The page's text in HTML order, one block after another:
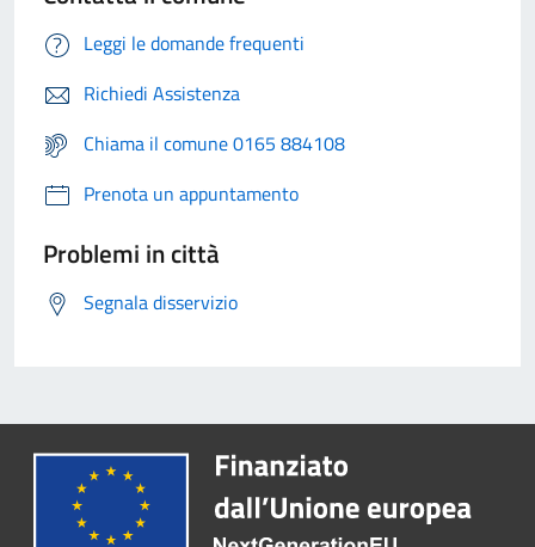
Leggi le domande frequenti
Richiedi Assistenza
Chiama il comune 0165 884108
Prenota un appuntamento
Problemi in città
Segnala disservizio